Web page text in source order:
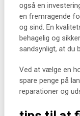
også en
en fremragende
og sind. En
behagelig og
sandsynligt, at du
Ved at vælge en
spare penge på
reparationer og